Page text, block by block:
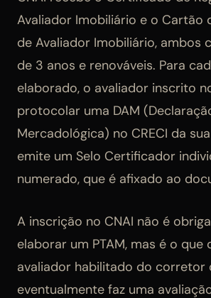
Avaliador Imobiliário e o Cartão
de Avaliador Imobiliário, ambos
de 3 anos e renováveis. Para
elaborado, o avaliador inscrito
protocolar uma DAM
Mercadológica) no CRECI da
emite um Selo Certificador
numerado, que é afixado ao
A inscrição no CNAI não é
elaborar um PTAM, mas é o que
avaliador habilitado do corretor
eventualmente faz uma